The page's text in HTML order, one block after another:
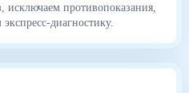
противопоказания,
диагностику.